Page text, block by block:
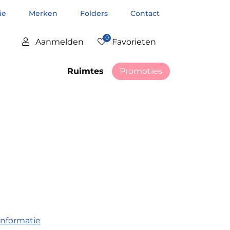
Merken Folders Contact
Aanmelden 0 Favorieten
Ruimtes Promoties